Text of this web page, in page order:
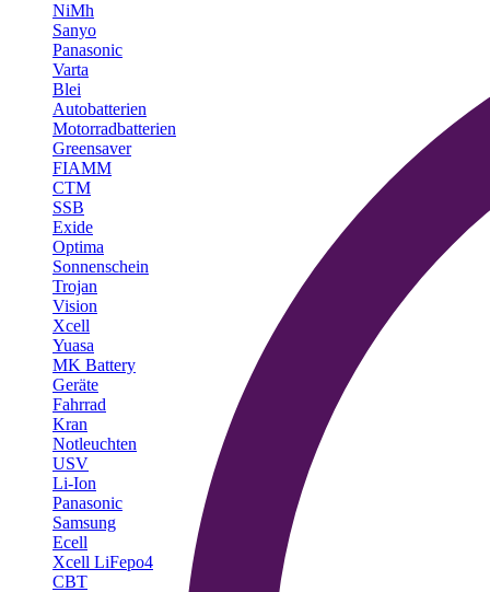
NiMh
Sanyo
Panasonic
Varta
Blei
Autobatterien
Motorradbatterien
Greensaver
FIAMM
CTM
SSB
Exide
Optima
Sonnenschein
Trojan
Vision
Xcell
Yuasa
MK Battery
Geräte
Fahrrad
Kran
Notleuchten
USV
Li-Ion
Panasonic
Samsung
Ecell
Xcell LiFepo4
CBT